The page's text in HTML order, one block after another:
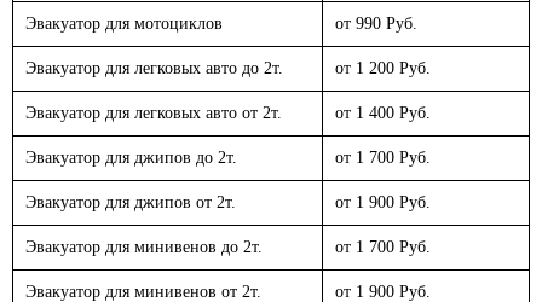
Эвакуатор для мотоциклов от 990 Руб.
Эвакуатор для легковых авто до 2т. от 1 200 Руб.
Эвакуатор для легковых авто от 2т. от 1 400 Руб.
Эвакуатор для джипов до 2т. от 1 700 Руб.
Эвакуатор для джипов от 2т. от 1 900 Руб.
Эвакуатор для минивенов до 2т. от 1 700 Руб.
Эвакуатор для минивенов от 2т. от 1 900 Руб.